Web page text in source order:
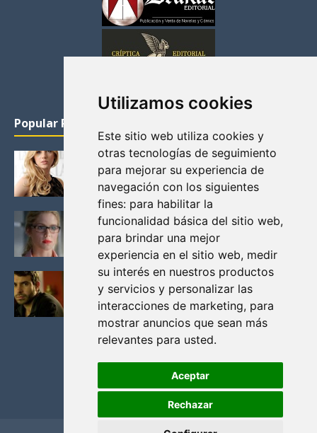
Utilizamos cookies
Este sitio web utiliza cookies y
otras tecnologías de seguimiento
para mejorar su experiencia de
navegación con los siguientes
fines: para habilitar la
funcionalidad básica del sitio web,
para brindar una mejor
experiencia en el sitio web, medir
su interés en nuestros productos
y servicios y personalizar las
interacciones de marketing, para
mostrar anuncios que sean más
relevantes para usted.
Aceptar
Rechazar
Popular Posts
KATHERYN WINNICK: LA ACTRIZ MAS GUAPA DE
VIKINGOS
Junio 14, 2013
FELICITY (EMILY BETT RICKARDS), LAS FOTOS
MAS BONITAS DE LA ALIADA DE ARROW
Noviembre 30, 2013
BLACK MIRROR: TODA TU HISTORIA. EPISODIO 3.
LA CRITICA
Mayo 17, 2012